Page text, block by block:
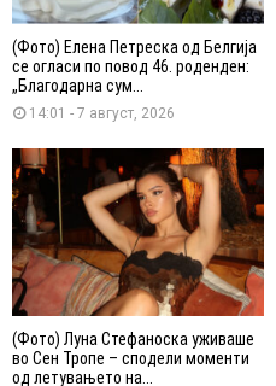
(Фото) Елена Петреска од Белгија
се огласи по повод 46. роденден:
„Благодарна сум...
14:01 - 7 август, 2026
(Фото) Луна Стефаноска уживаше
во Сен Тропе – сподели моменти
од летувањето на...